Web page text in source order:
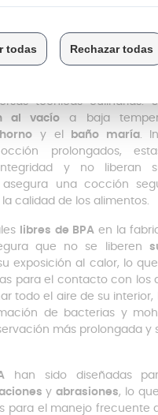
extremadamente
para soportar un
técnicas culinarias.
al vacío a baja
horno y el baño maría.
prolongados,
y no liberan
una cocción
calidad de los alimentos.
libres de BPAen la
que no se liberen
exposición al calor, lo
para el contacto con los
todo el aire de su interior,
de bacterias y
más prolongada y
han sido diseñadas
yabrasiones, lo
para el manejo frecuente